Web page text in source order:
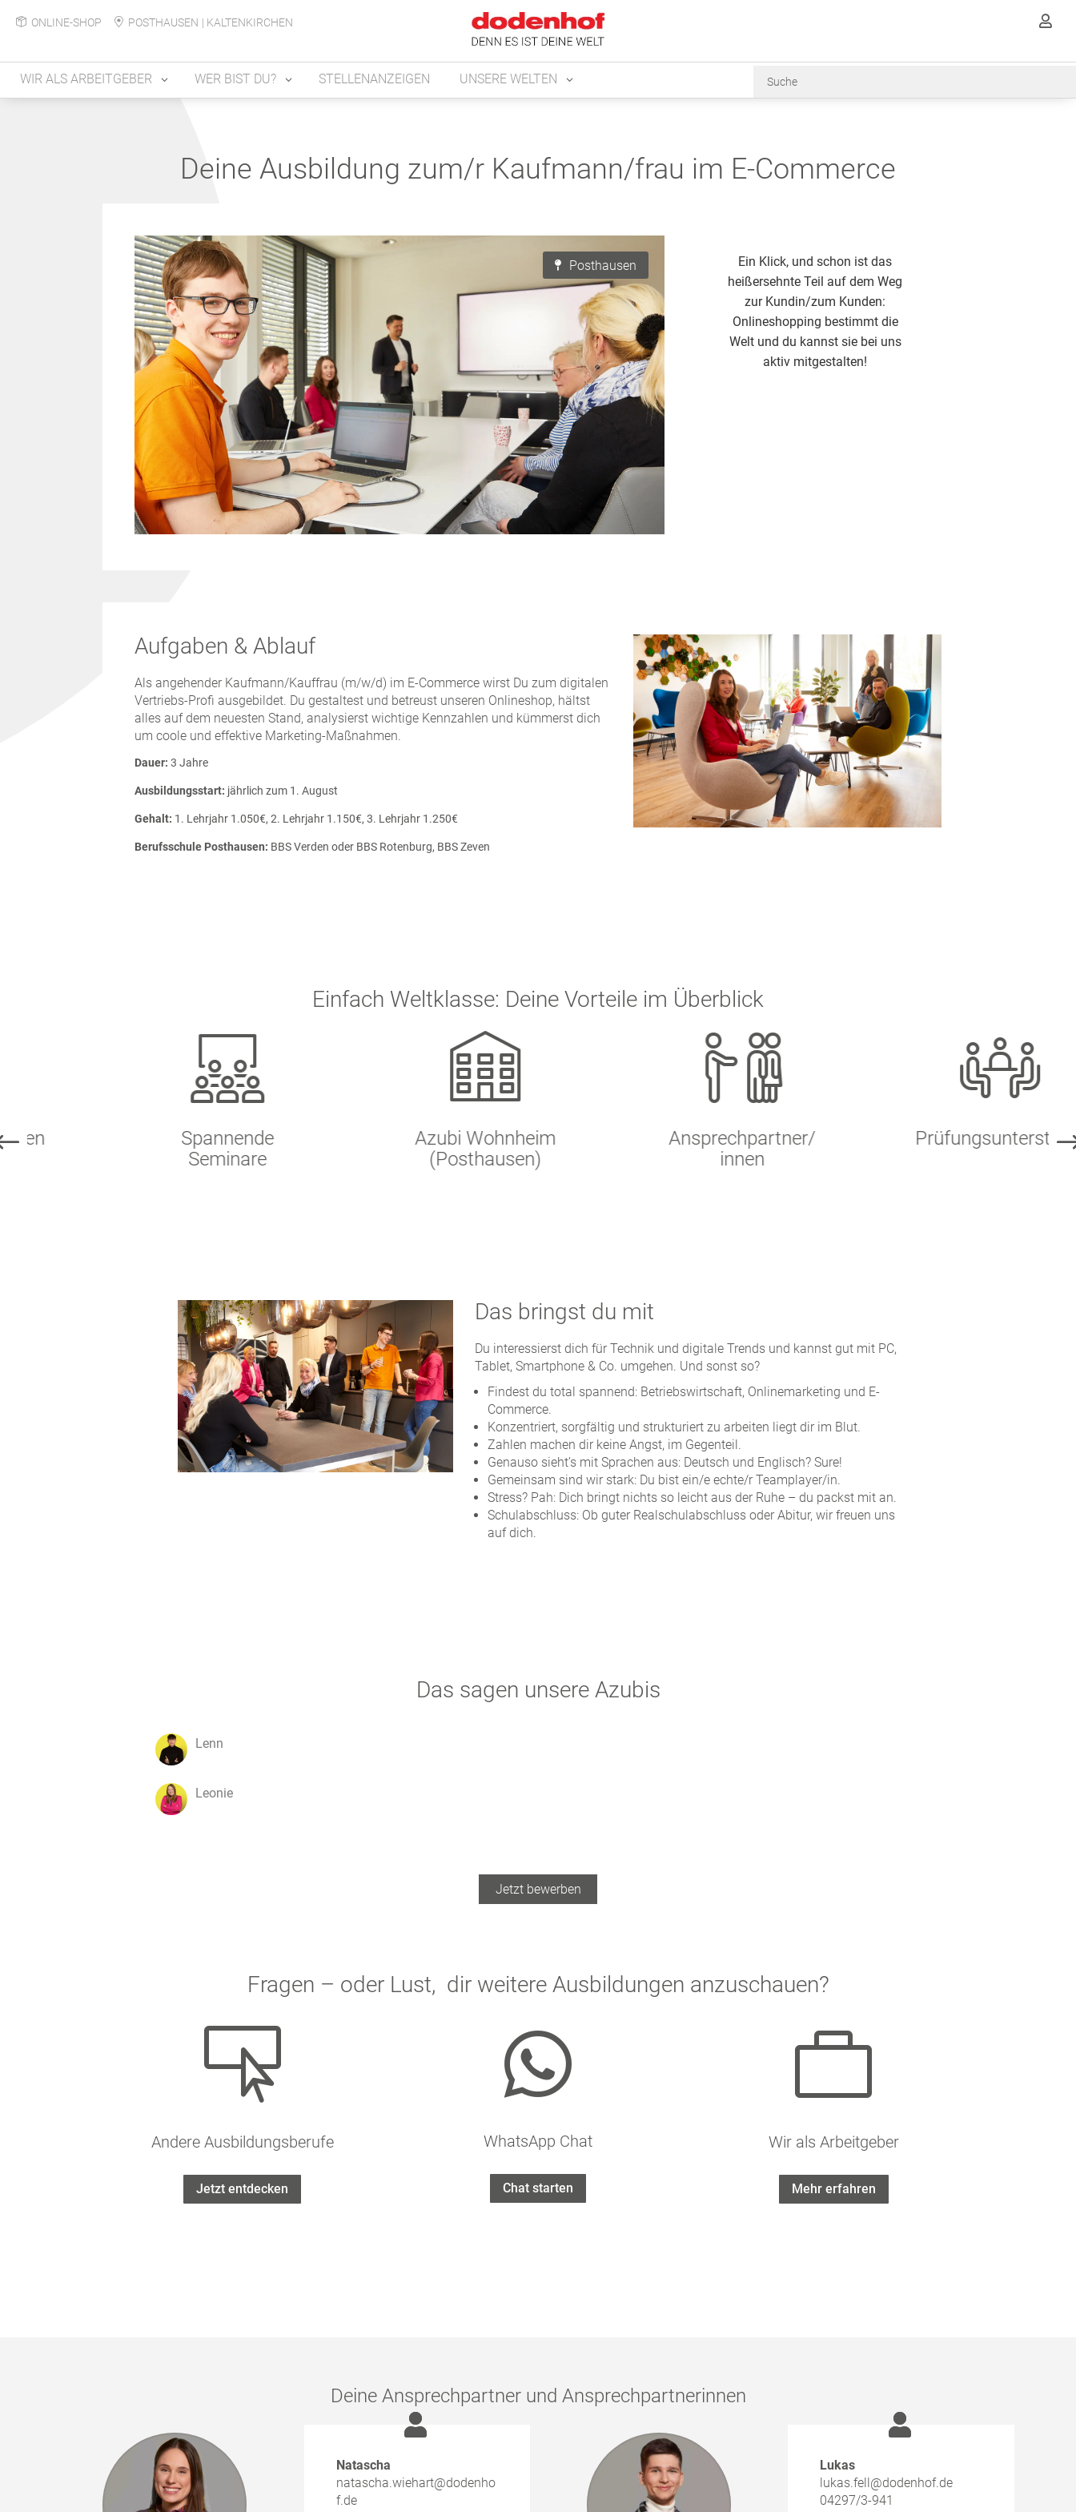
ONLINE-SHOP POSTHAUSEN | KALTENKIRCHEN 
WIR ALS ARBEITGEBER WER BIST DU? STELLENANZEIGEN UNSERE WELTEN
Deine Ausbildung zum/r Kaufmann/frau im E-Commerce
 Posthausen
Ein Klick, und schon ist das
heißersehnte Teil auf dem Weg
zur Kundin/zum Kunden:
Onlineshopping bestimmt die
Welt und du kannst sie bei uns
aktiv mitgestalten!
Aufgaben & Ablauf
Als angehender Kaufmann/Kauffrau (m/w/d) im E-Commerce wirst Du zum digitalen
Vertriebs-Profi ausgebildet. Du gestaltest und betreust unseren Onlineshop, hältst
alles auf dem neuesten Stand, analysierst wichtige Kennzahlen und kümmerst dich
um coole und effektive Marketing-Maßnahmen.
Dauer: 3 Jahre
Ausbildungsstart: jährlich zum 1. August
Gehalt: 1. Lehrjahr 1.050€, 2. Lehrjahr 1.150€, 3. Lehrjahr 1.250€
Berufsschule Posthausen: BBS Verden oder BBS Rotenburg, BBS Zeven
Einfach Weltklasse: Deine Vorteile im Überblick
Spannende
Seminare
Azubi Wohnheim
(Posthausen)
Ansprechpartner/
Prüfungsunterstützung
Das bringst du mit
Du interessierst dich für Technik und digitale Trends und kannst gut mit PC,
Tablet, Smartphone & Co. umgehen. Und sonst so?
Findest du total spannend: Betriebswirtschaft, Onlinemarketing und E-
Commerce.
Konzentriert, sorgfältig und strukturiert zu arbeiten liegt dir im Blut.
Zahlen machen dir keine Angst, im Gegenteil.
Genauso sieht’s mit Sprachen aus: Deutsch und Englisch? Sure!
Gemeinsam sind wir stark: Du bist ein/e echte/r Teamplayer/in.
Stress? Pah: Dich bringt nichts so leicht aus der Ruhe – du packst mit an.
Schulabschluss: Ob guter Realschulabschluss oder Abitur, wir freuen uns
auf dich.
Das sagen unsere Azubis
Lenn
Leonie
Jetzt bewerben
Fragen – oder Lust, dir weitere Ausbildungen anzuschauen?

Andere Ausbildungsberufe
Jetzt entdecken

WhatsApp Chat
Chat starten

Wir als Arbeitgeber
Mehr erfahren
Deine Ansprechpartner und Ansprechpartnerinnen
Natascha
natascha.wiehart@dodenho
f.de
Lukas
lukas.fell@dodenhof.de
04297/3-941